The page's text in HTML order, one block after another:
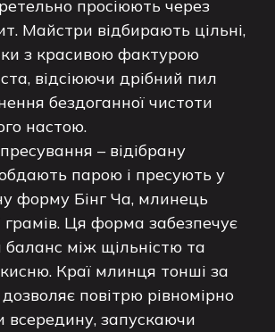
просіюють через
Майстри відбирають цільні,
з красивою фактурою
відсіюючи дрібний пил
бездоганної чистоти
настою.
– відібрану
парою і пресують у
форму Бінг Ча, млинець
Ця форма забезпечує
баланс між щільністю та
Краї млинця тонші за
повітрю рівномірно
всередину, запускаючи